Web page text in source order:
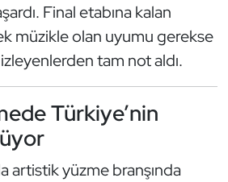
Final etabına kalan
müzikle olan uyumu gerekse
tam not aldı.
Türkiye’nin
artistik yüzme branşında